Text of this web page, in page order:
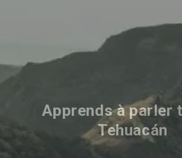
Apprends à parler
Tehuacán